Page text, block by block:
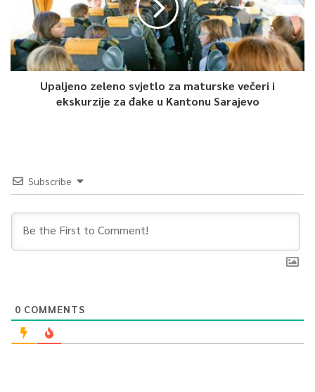
Upaljeno zeleno svjetlo za maturske večeri i
ekskurzije za đake u Kantonu Sarajevo
Subscribe
0 COMMENTS